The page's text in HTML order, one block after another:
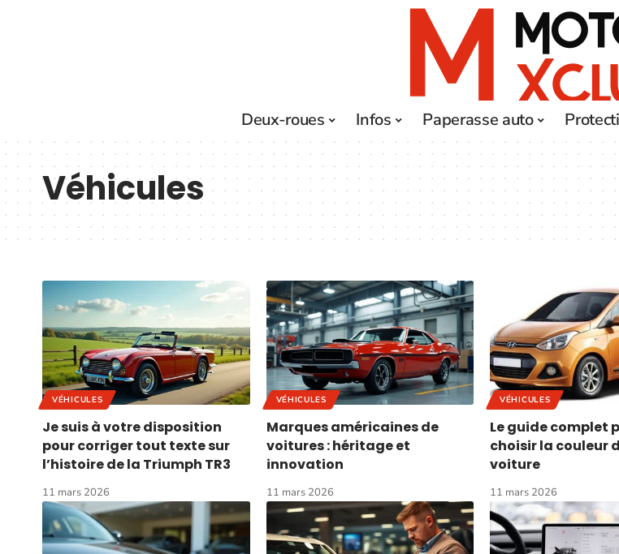
Deux-roues Infos Paperasse auto
Véhicules
VÉHICULES
Je suis à votre disposition
pour corriger tout texte sur
l’histoire de la Triumph TR3
11 mars 2026
VÉHICULES
Marques américaines de
voitures : héritage et
innovation
11 mars 2026
VÉHICULES
Le guide complet
choisir la couleur
voiture
11 mars 2026